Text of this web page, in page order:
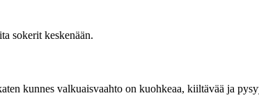
sokerit keskenään.
kunnes valkuaisvaahto on kuohkeaa, kiiltävää ja